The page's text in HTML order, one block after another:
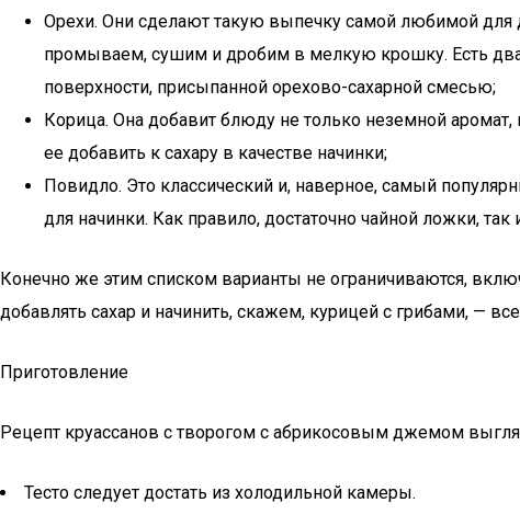
Орехи. Они сделают такую выпечку самой любимой для
промываем, сушим и дробим в мелкую крошку. Есть два
поверхности, присыпанной орехово-сахарной смесью;
Корица. Она добавит блюду не только неземной
ее добавить к сахару в качестве начинки;
Повидло. Это классический и, наверное, самый
для начинки. Как правило, достаточно чайной ложки,
Конечно же этим списком варианты не ограничиваются,
добавлять сахар и начинить, скажем, курицей с грибами, —
Приготовление
Рецепт круассанов с творогом с абрикосовым джемом
Тесто следует достать из холодильной камеры.